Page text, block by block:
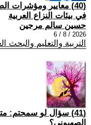
(40) معايير ومؤشرات
في بيئات النزاع العربية
حسين سالم مرجين
2026 / 8 / 6
التربية والتعليم والبحث
(41) سؤال لو سمحتم:
الصهيوني؟